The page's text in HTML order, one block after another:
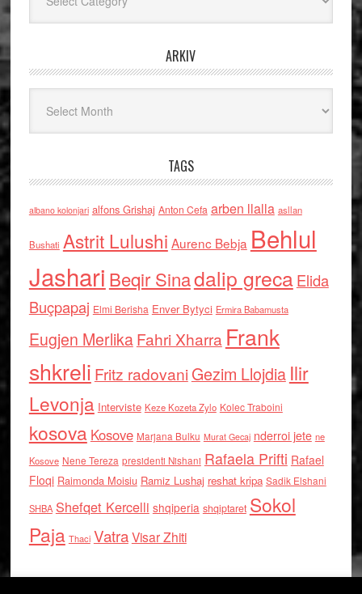
ARKIV
TAGS
albano kolonjari alfons Grishaj Anton Cefa arben llalla asllan
Bushati Astrit Lulushi Aurenc Bebja Behlul
Jashari Beqir Sinadalip grecaElida
Buçpapaj Elmi Berisha Enver Bytyci Ermira Babamusta
Eugjen MerlikaFahri Xharra Frank
shkreli Fritz radovaniGezim Llojdia Ilir
Levonja Interviste Keze Kozeta Zylo Kolec Traboini
kosova Kosove Marjana Bulku Murat Gecaj nderroi jete ne
Kosove Nene Tereza presidenti Nishani Rafaela Prifti Rafael
Floqi Raimonda Moisiu Ramiz Lushaj reshat kripa Sadik Elshani
SHBA Shefqet Kercelli shqiperia shqiptaret Sokol
Paja Thaci VatraVisar Zhiti